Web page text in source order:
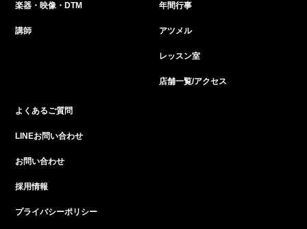
楽器・映像・DTM
講師
年間行事
アツメル
レッスン室
店舗一覧/アクセス
よくあるご質問
LINEお問い合わせ
お問い合わせ
採用情報
プライバシーポリシー